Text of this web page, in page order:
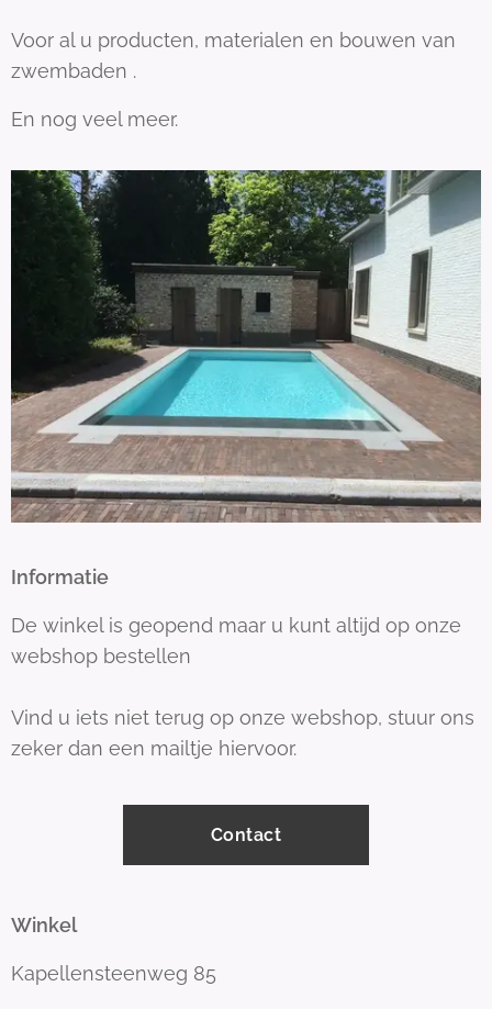
Voor al u producten, materialen en bouwen van
zwembaden .
En nog veel meer.
Informatie
De winkel is geopend maar u kunt altijd op onze
webshop bestellen
Vind u iets niet terug op onze webshop, stuur ons
zeker dan een mailtje hiervoor.
Contact
Winkel
Kapellensteenweg 85